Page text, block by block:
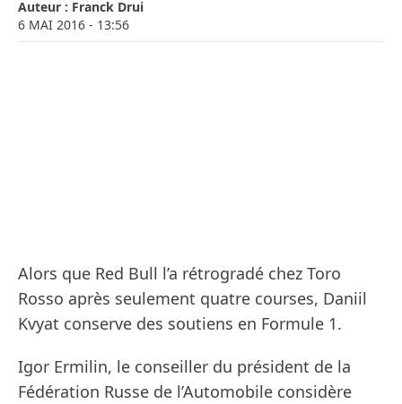
Auteur : Franck Drui
6 MAI 2016 - 13:56
Alors que Red Bull l’a rétrogradé chez Toro
Rosso après seulement quatre courses, Daniil
Kvyat conserve des soutiens en Formule 1.
Igor Ermilin, le conseiller du président de la
Fédération Russe de l’Automobile considère